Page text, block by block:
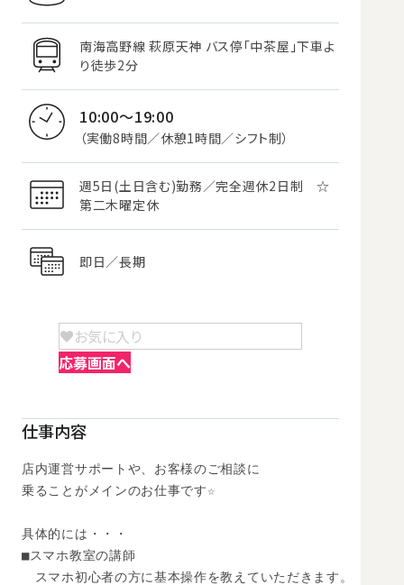
南海高野線 萩原天神 バス停「中茶屋」下車よ
り徒歩2分
10:00～19:00
（実働8時間／休憩1時間／シフト制）
週5日(土日含む)勤務／完全週休2日制 ☆
第二木曜定休
即日／長期
お気に入り
応募画面へ
仕事内容
店内運営サポートや、お客様のご相談に
乗ることがメインのお仕事です☆
具体的には・・・
■スマホ教室の講師
スマホ初心者の方に基本操作を教えていただきます。